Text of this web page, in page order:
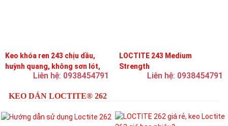
Keo khóa ren 243 chịu dầu,
huỳnh quang, không sơn lót,
dễ tháo rời, độ bền trung bình
Liên hệ: 0938454791
LOCTITE 243 Medium
Strength
Liên hệ: 0938454791
KEO DÁN LOCTITE® 262